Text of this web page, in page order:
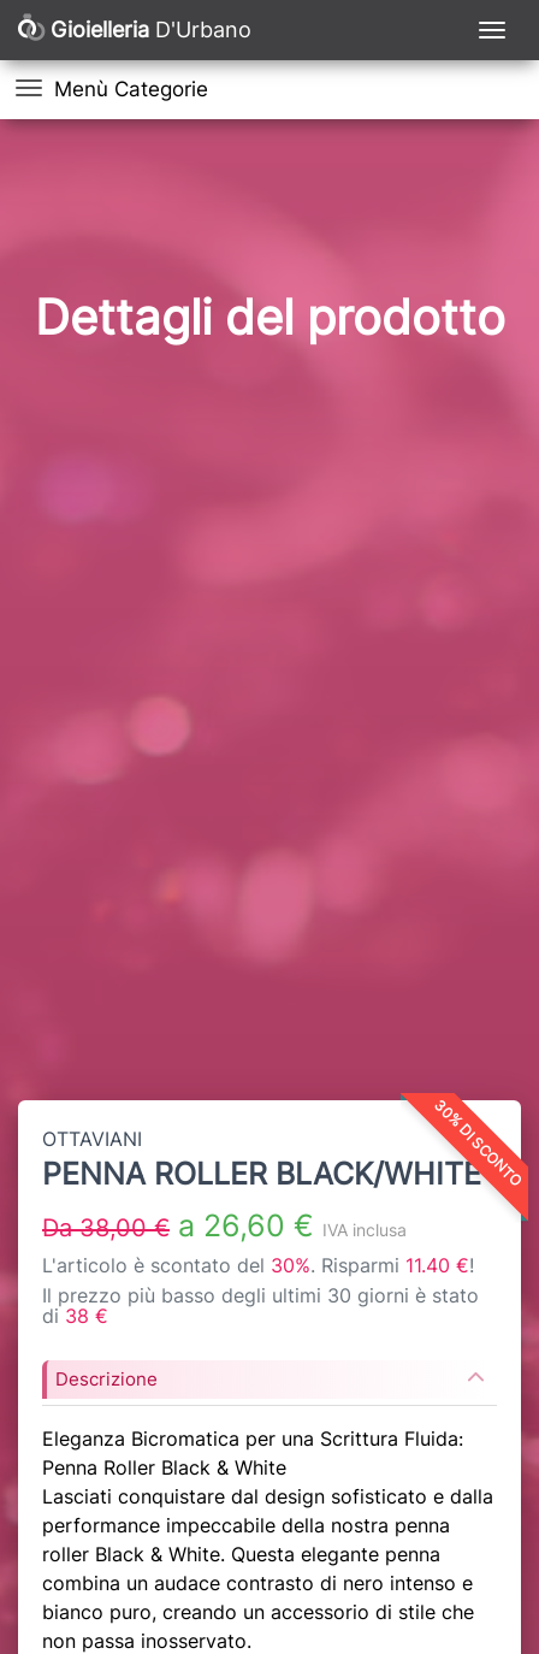
Gioielleria D'Urbano
Menù Categorie
Dettagli del prodotto
30% DI SCONTO
OTTAVIANI
PENNA ROLLER BLACK/WHITE
Da 38,00 € a 26,60 € IVA inclusa
L'articolo è scontato del 30%. Risparmi 11.40 €!
Il prezzo più basso degli ultimi 30 giorni è stato
di 38 €
Descrizione
Eleganza Bicromatica per una Scrittura Fluida:
Penna Roller Black & White
Lasciati conquistare dal design sofisticato e dalla
performance impeccabile della nostra penna
roller Black & White. Questa elegante penna
combina un audace contrasto di nero intenso e
bianco puro, creando un accessorio di stile che
non passa inosservato.